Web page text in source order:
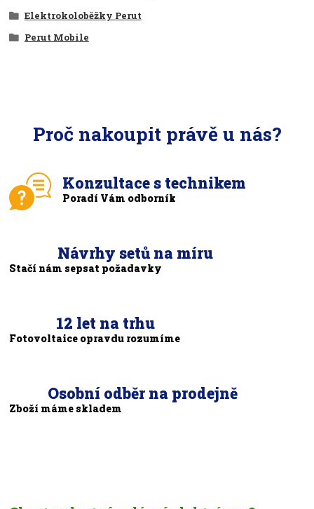
Elektrokoloběžky Perut
Perut Mobile
Proč nakoupit právě u nás?
Konzultace s technikem
Poradí Vám odborník
Návrhy setů na míru
Stačí nám sepsat požadavky
12 let na trhu
Fotovoltaice opravdu rozumíme
Osobní odběr na prodejně
Zboží máme skladem